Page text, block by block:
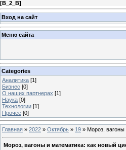
[B_2_B]
Вход на сайт
Меню сайта
Categories
Аналитика [1]
Бизнес [0]
О наших партнерах [1]
Наука [0]
Технологии [1]
Прочее [0]
Главная » 2022 » Октябрь » 19 » Мороз, вагоны
Мороз, вагоны и математика: как новый